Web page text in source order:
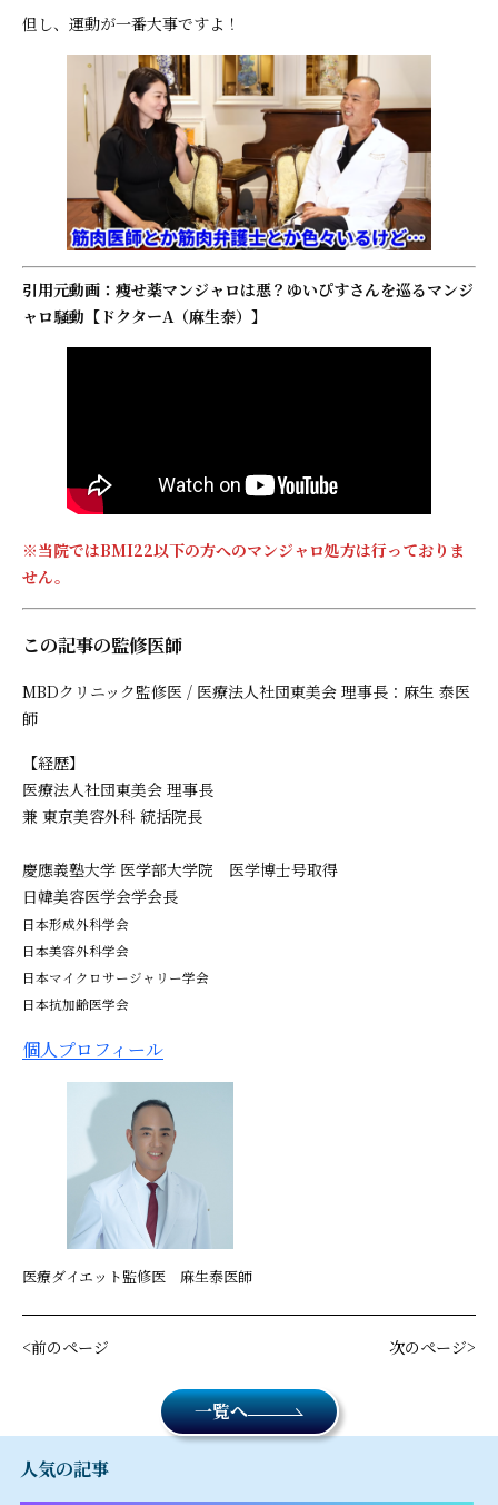
但し、運動が一番大事ですよ！
引用元動画：痩せ薬マンジャロは悪？ゆいぴすさんを巡るマンジ
ャロ騒動【ドクターA（麻生泰）】
※当院ではBMI22以下の方へのマンジャロ処方は行っておりま
せん。
この記事の監修医師
MBDクリニック監修医 / 医療法人社団東美会 理事長：麻生 泰医
師
【経歴】
医療法人社団東美会 理事長
兼 東京美容外科 統括院長
慶應義塾大学 医学部大学院 医学博士号取得
日韓美容医学会学会長
日本形成外科学会
日本美容外科学会
日本マイクロサージャリー学会
日本抗加齢医学会
個人プロフィール
医療ダイエット監修医 麻生泰医師
前のページ 次のページ
一覧へ
人気の記事